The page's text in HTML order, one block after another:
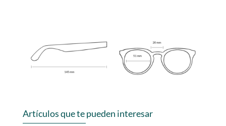
Artículos que te pueden interesar